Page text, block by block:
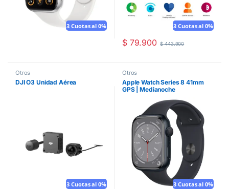
3 Cuotas al 0% 3 Cuotas al 0%
$79.900 $443.900
Otros
DJI O3 Unidad Aérea
3 Cuotas al 0%
Otros
Apple Watch Series 8 41mm
GPS | Medianoche
3 Cuotas al 0%